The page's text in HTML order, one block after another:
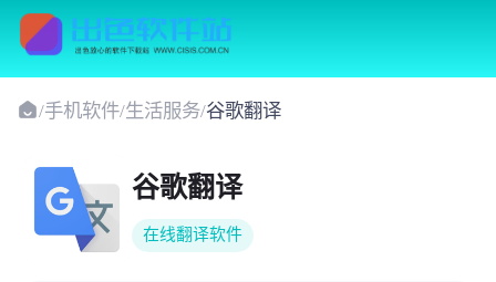
/手机软件/生活服务/谷歌翻译
谷歌翻译
在线翻译软件